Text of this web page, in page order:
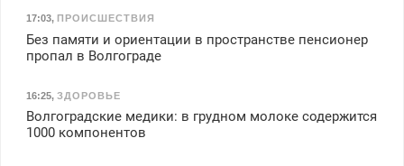
17:03, ПРОИСШЕСТВИЯ
Без памяти и ориентации в пространстве пенсионер
пропал в Волгограде
16:25, ЗДОРОВЬЕ
Волгоградские медики: в грудном молоке содержится
1000 компонентов